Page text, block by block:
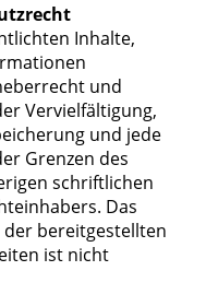
Inhalte,
und
Vervielfältigung,
und jede
Grenzen des
schriftlichen
Das
bereitgestellten
ist nicht